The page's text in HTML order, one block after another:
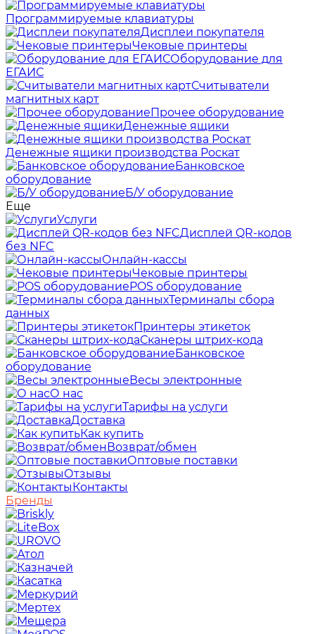
Программируемые клавиатуры
Дисплеи покупателя
Чековые принтеры
Оборудование для
ЕГАИС
Считыватели
магнитных карт
Прочее оборудование
Денежные ящики
Денежные ящики производства Роскат
Банковское
оборудование
Б/У оборудование
Еще
Услуги
Дисплей QR-кодов
без NFC
Онлайн-кассы
Чековые принтеры
POS оборудование
Терминалы сбора
данных
Принтеры этикеток
Сканеры штрих-кода
Банковское
оборудование
Весы электронные
О нас
Тарифы на услуги
Доставка
Как купить
Возврат/обмен
Оптовые поставки
Отзывы
Контакты
Бренды